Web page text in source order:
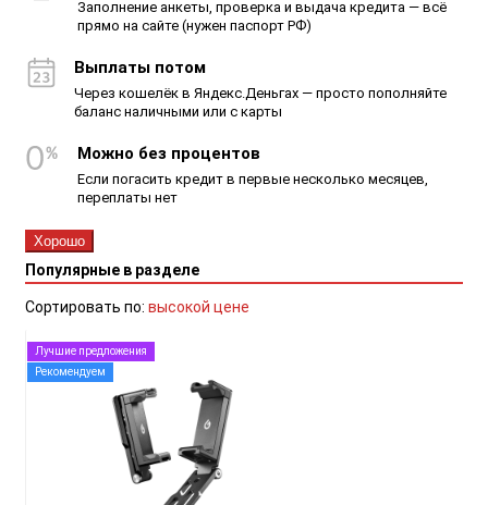
Заполнение анкеты, проверка и выдача кредита — всё
прямо на сайте (нужен паспорт РФ)
Выплаты потом
Через кошелёк в Яндекс.Деньгах — просто пополняйте
баланс наличными или с карты
Можно без процентов
Если погасить кредит в первые несколько месяцев,
переплаты нет
Хорошо
Популярные в разделе
Сортировать по: высокой цене
Лучшие предложения
Рекомендуем